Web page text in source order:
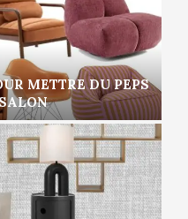
METTRE DU PEPS